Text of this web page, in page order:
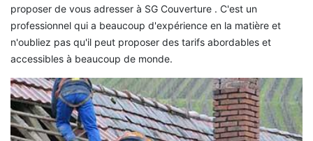
proposer de vous adresser à SG Couverture . C'est un
professionnel qui a beaucoup d'expérience en la matière et
n'oubliez pas qu'il peut proposer des tarifs abordables et
accessibles à beaucoup de monde.